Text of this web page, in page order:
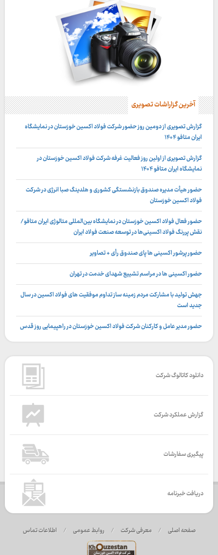
آخرین گزاراشات تصویری
گزارش تصویری از دومین روز حضور شرکت فولاد اکسین خوزستان در نمایشگاه
ایران متافو ۱۴۰۴
گزارش تصویری از اولین روز فعالیت غرفه شرکت فولاد اکسین خوزستان در
نمایشگاه ایران متافو ۱۴۰۴
حضور هیأت مدیره صندوق بازنشستگی کشوری و هلدینگ صبا انرژی در شرکت
فولاد اکسین خوزستان
حضور فعال فولاد اکسین خوزستان در نمایشگاه بین‌المللی متالوژی ایران متافو/
نقش پررنگ فولاد اکسینی‌ها در توسعه صنعت فولاد ایران
حضور پرشور اکسینی ها پای صندوق رأی + تصاویر
حضور اکسینی ها در مراسم تشییع شهدای خدمت در تهران
جهش تولید با مشارکت مردم زمینه ساز تداوم موفقیت های فولاد اکسین در سال
جدید است
حضور مدیر عامل و کارکنان شرکت فولاد اکسین خوزستان در راهپیمایی روز قدس
دانلود کاتالوگ شرکت
گزارش عملکرد شرکت
پیگیری سفارشات
دریافت خبرنامه
صفحه اصلی / معرفی شرکت / روابط عمومی / اطلاعات تماس